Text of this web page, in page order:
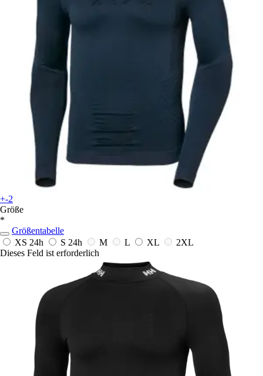
+-2
Größe
*
Größentabelle
XS 24h S 24h M L XL
2XL
Dieses Feld ist erforderlich